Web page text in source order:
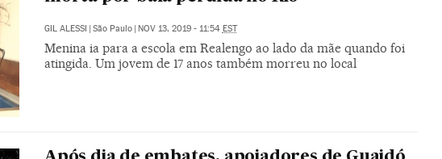
GIL ALESSI São Paulo NOV 13, 2019 - 11:54 EST
Menina ia para a escola em Realengo ao lado da mãe quando foi
atingida. Um jovem de 17 anos também morreu no local